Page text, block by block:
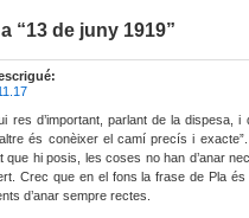
“13 de juny 1919”
res d’important, parlant de la dispesa, i
és conèixer el camí precís i
que hi posis, les coses no han d’anar
Crec que en el fons la frase de Pla
d’anar sempre rectes.